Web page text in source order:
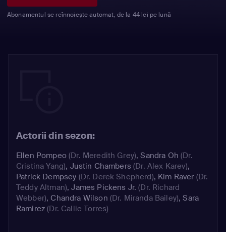
Abonamentul se reînnoiește automat, de la 44 lei pe lună
Actorii din sezon:
Ellen Pompeo(Dr. Meredith Grey),Sandra Oh (Dr.
Cristina Yang), Justin Chambers (Dr. Alex Karev),
Patrick Dempsey (Dr. Derek Shepherd), Kim Raver (Dr.
Teddy Altman),James Pickens Jr. (Dr. Richard
Webber),Chandra Wilson (Dr. Miranda Bailey),Sara
Ramirez (Dr. Callie Torres)